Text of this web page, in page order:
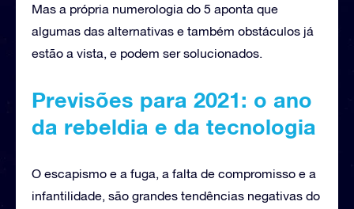
Mas a própria numerologia do 5 aponta que
algumas das alternativas e também obstáculos já
estão a vista, e podem ser solucionados.
Previsões para 2021: o ano
da rebeldia e da tecnologia
O escapismo e a fuga, a falta de compromisso e a
infantilidade, são grandes tendências negativas do